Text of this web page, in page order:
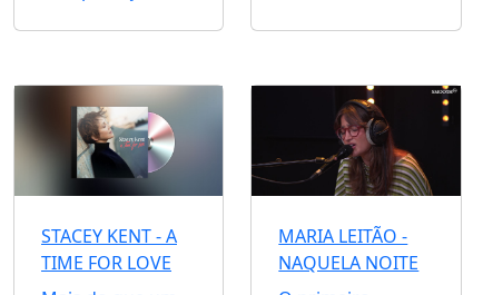
STACEY KENT - A
TIME FOR LOVE
MARIA LEITÃO -
NAQUELA NOITE